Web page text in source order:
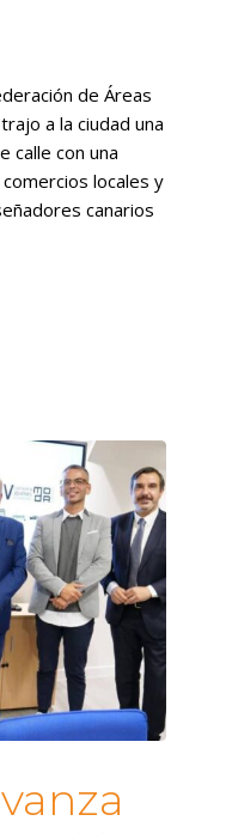
de Áreas
a la ciudad una
calle con una
locales y
canarios